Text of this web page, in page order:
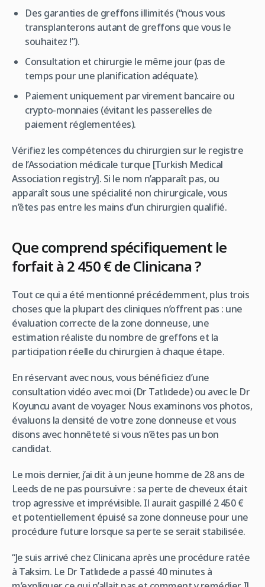
Des garanties de greffons illimités (“nous vous
transplanterons autant de greffons que vous le
souhaitez !”).
Consultation et chirurgie le même jour (pas de
temps pour une planification adéquate).
Paiement uniquement par virement bancaire ou
crypto-monnaies (évitant les passerelles de
paiement réglementées).
Vérifiez les compétences du chirurgien sur le registre
de l’Association médicale turque [Turkish Medical
Association registry]. Si le nom n’apparaît pas, ou
apparaît sous une spécialité non chirurgicale, vous
n’êtes pas entre les mains d’un chirurgien qualifié.
Que comprend spécifiquement le
forfait à 2 450 € de Clinicana ?
Tout ce qui a été mentionné précédemment, plus trois
choses que la plupart des cliniques n’offrent pas : une
évaluation correcte de la zone donneuse, une
estimation réaliste du nombre de greffons et la
participation réelle du chirurgien à chaque étape.
En réservant avec nous, vous bénéficiez d’une
consultation vidéo avec moi (Dr Tatlıdede) ou avec le Dr
Koyuncu avant de voyager. Nous examinons vos photos,
évaluons la densité de votre zone donneuse et vous
disons avec honnêteté si vous n’êtes pas un bon
candidat.
Le mois dernier, j’ai dit à un jeune homme de 28 ans de
Leeds de ne pas poursuivre : sa perte de cheveux était
trop agressive et imprévisible. Il aurait gaspillé 2 450 €
et potentiellement épuisé sa zone donneuse pour une
procédure future lorsque sa perte se serait stabilisée.
“Je suis arrivé chez Clinicana après une procédure ratée
à Taksim. Le Dr Tatlıdede a passé 40 minutes à